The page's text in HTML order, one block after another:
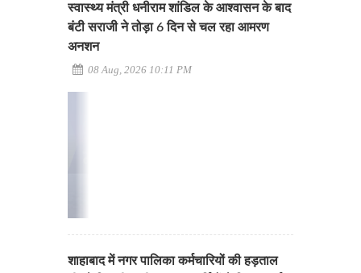
स्वास्थ्य मंत्री धनीराम शांडिल के आश्वासन के बाद
बंटी सराजी ने तोड़ा 6 दिन से चल रहा आमरण
अनशन
08 Aug, 2026 10:11 PM
शाहाबाद में नगर पालिका कर्मचारियों की हड़ताल